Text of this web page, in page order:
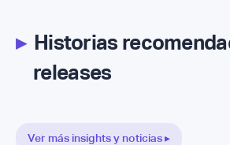
▸Historias
releases
Ver más insights y noticias ▸